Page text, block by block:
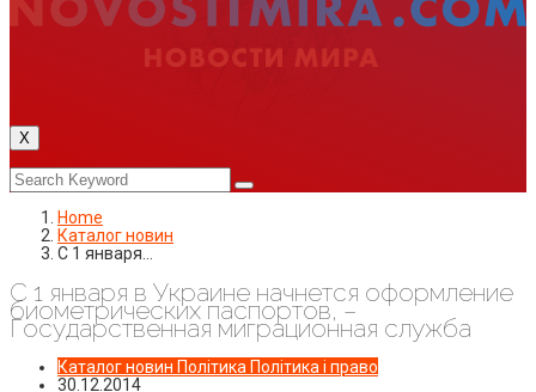
X
Home
Каталог новин
С 1 января…
С 1 января в Украине начнется оформление
биометрических паспортов, –
Государственная миграционная служба
Каталог новин Політика Політика і право
30.12.2014